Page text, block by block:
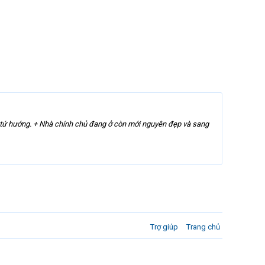
hướng. + Nhà chính chủ đang ở còn mới nguyên đẹp và sang
Trợ giúp Trang chủ